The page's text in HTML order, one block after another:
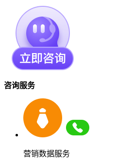
咨询服务
营销数据服务